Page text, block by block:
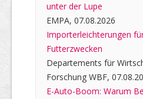
unter der Lupe
EMPA, 07.08.2026
Importerleichterungen
Futterzwecken
Departements für
Forschung WBF,
E-Auto-Boom: Warum